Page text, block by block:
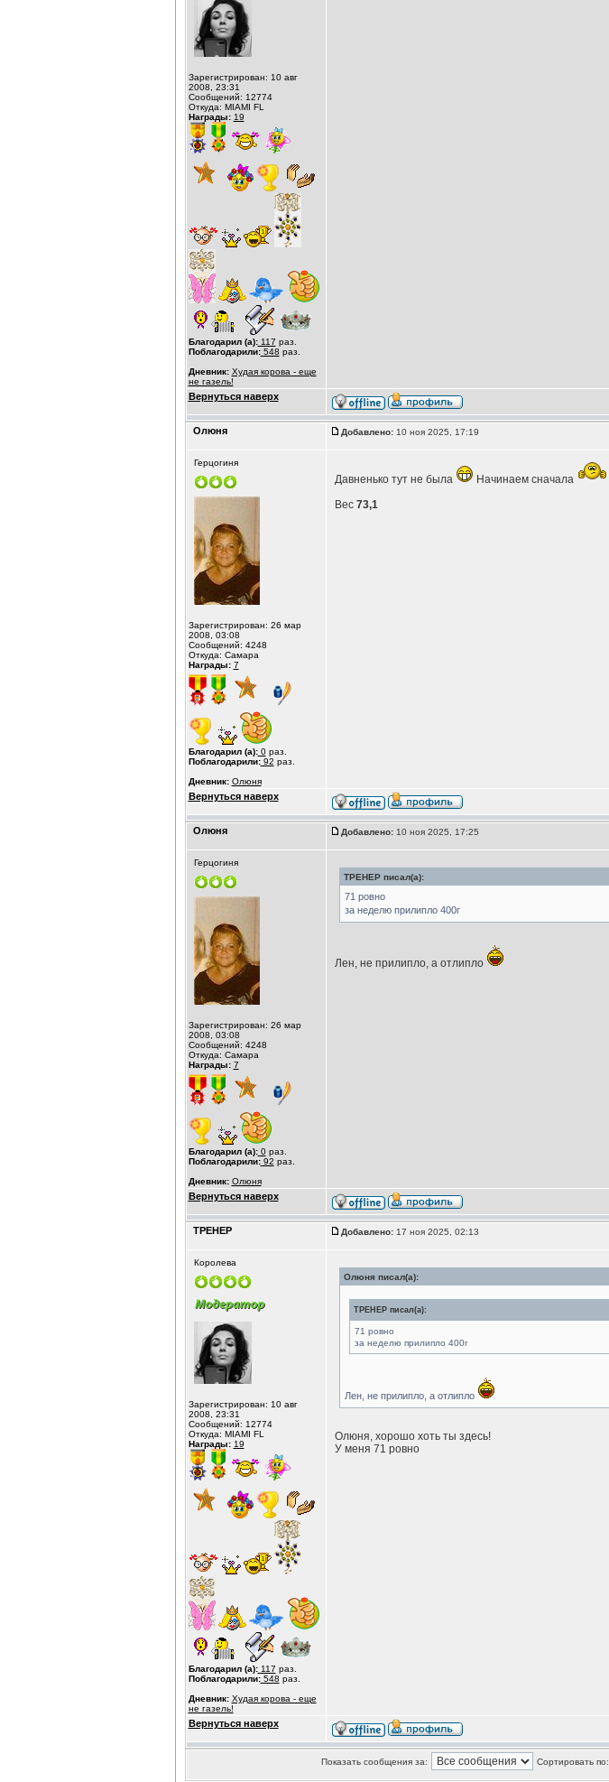
Зарегистрирован: 10 авг
2008, 23:31
Сообщений: 12774
Откуда: MIAMI FL
Награды: 19
Благодарил (а):117 раз.
Поблагодарили:548 раз.
Дневник: Худая корова - еще
не газель!
Вернуться наверх
Олюня Добавлено:10 ноя 2025, 17:19
Герцогиня
Зарегистрирован: 26 мар
2008, 03:08
Сообщений: 4248
Откуда: Самара
Награды: 7
Благодарил (а):0раз.
Поблагодарили:92 раз.
Дневник: Олюня
Давненько тут не была
Начинаем сначала
Вес 73,1
Вернуться наверх
Олюня Добавлено:10 ноя 2025, 17:25
Герцогиня
Зарегистрирован: 26 мар
2008, 03:08
Сообщений: 4248
Откуда: Самара
Награды: 7
Благодарил (а):0раз.
Поблагодарили:92 раз.
Дневник: Олюня
ТРЕНЕР писал(а):
71 ровно
за неделю прилипло 400г
Лен, не прилипло, а отлипло
Вернуться наверх
ТРЕНЕР Добавлено:17 ноя 2025, 02:13
Королева
Зарегистрирован: 10 авг
2008, 23:31
Сообщений: 12774
Откуда: MIAMI FL
Награды: 19
Благодарил (а):117 раз.
Поблагодарили:548 раз.
Дневник: Худая корова - еще
не газель!
Олюня писал(а):
ТРЕНЕР писал(а):
71 ровно
за неделю прилипло 400г
Лен, не прилипло, а отлипло
Олюня, хорошо хоть ты здесь!
У меня 71 ровно
Вернуться наверх
Показать сообщения за: Сортировать по: